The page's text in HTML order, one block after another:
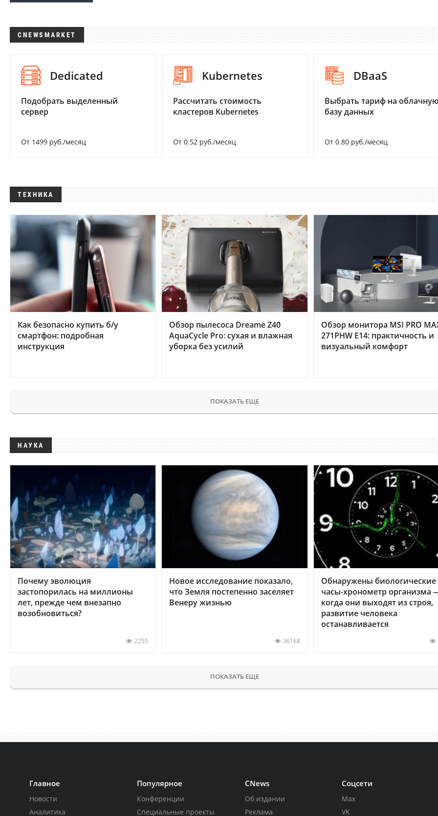
CNEWSMARKET
Dedicated
Подобрать выделенный
сервер
От 1499 руб./месяц
Kubernetes
Рассчитать стоимость
кластеров Kubernetes
От 0.52 руб./месяц
DBaaS
Выбрать тариф на
базу данных
От 0.80 руб./месяц
ТЕХНИКА
Как безопасно купить б/у
смартфон: подробная
инструкция
Обзор пылесоса Dreame Z40
AquaCycle Pro: сухая и влажная
уборка без усилий
Обзор монитора MSI PRO
271PHW E14: практичность и
визуальный комфорт
ПОКАЗАТЬ ЕЩЕ
НАУКА
Почему эволюция
застопорилась на миллионы
лет, прежде чем внезапно
возобновиться?
2255
Новое исследование показало,
что Земля постепенно заселяет
Венеру жизнью
36168
Обнаружены биологические
часы-хронометр организма
когда они выходят из строя,
развитие человека
останавливается
ПОКАЗАТЬ ЕЩЕ
Главное
Новости
Аналитика
Популярное
Конференции
Специальные проекты
CNews
Об издании
Реклама
Соцсети
Max
VK